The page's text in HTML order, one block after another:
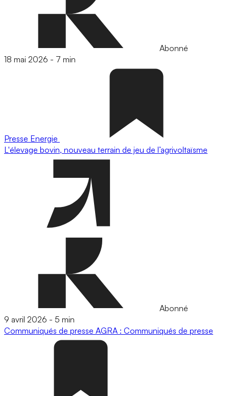
Abonné
18 mai 2026 - 7 min
Presse Energie
L'élevage bovin, nouveau terrain de jeu de l’agrivoltaïsme
Abonné
9 avril 2026 - 5 min
Communiqués de presse AGRA : Communiqués de presse